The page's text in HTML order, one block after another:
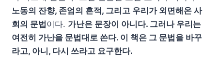
노동의 잔향, 존엄의 흔적, 그리고 우리가 외면해온 사
회의 문법 이다. 가난은 문장이 아니다. 그러나 우리는
여전히 가난을 문법대로 쓴다. 이 책은 그 문법을 바꾸
라고, 아니, 다시 쓰라고 요구한다.